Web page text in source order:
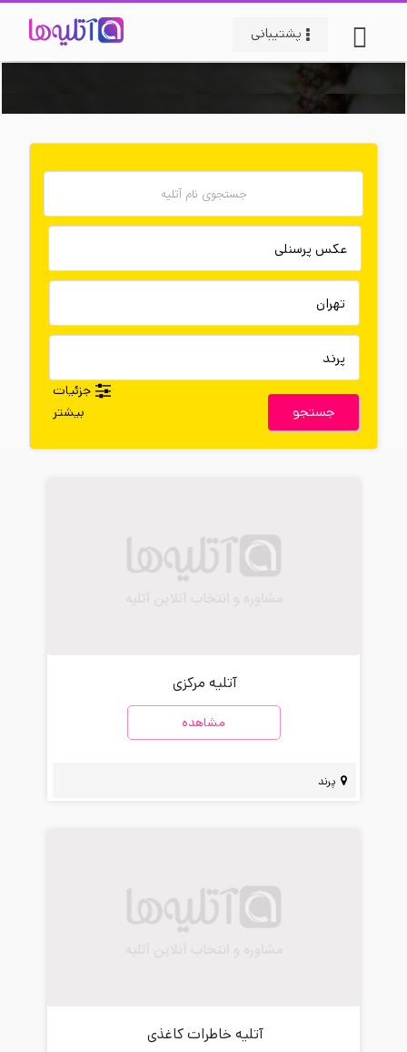
پشتیبانی
جستجو
جزئیات
بیشتر
آتلیه مرکزی
مشاهده
پرند
آتلیه خاطرات کاغذی